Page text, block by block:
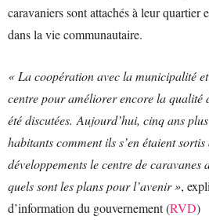
caravaniers sont attachés à leur quartier
dans la vie communautaire.
« La coopération avec la municipalité
centre pour améliorer encore la qualité
été discutées. Aujourd’hui, cinq ans
habitants comment ils s’en étaient
développements le centre de caravanes
quels sont les plans pour l’avenir »,
d’information du gouvernement (RVD)